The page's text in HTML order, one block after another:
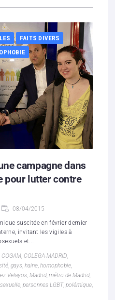
FAITS DIVERS
campagne dans
pour lutter contre
08/04/2015
suscitée en février dernier
invitant les vigiles à
et...
COGAM, COLEGA-MADRID,
, gays, haine, homophobie,
Velayos, Madrid, métro de Madrid,
, personnes LGBT, polémique,